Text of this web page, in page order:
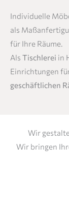
Individuelle
als
für Ihre Räume.
Als Tischlerei in
Einrichtungen
geschäftlichen
Wir
Wir bringen